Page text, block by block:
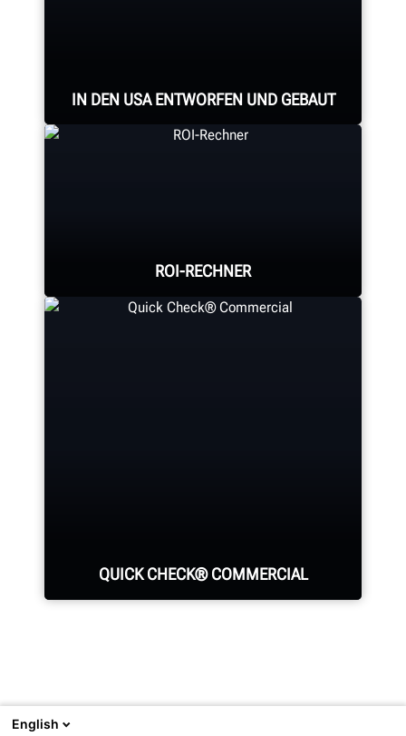
IN DEN USA ENTWORFEN UND GEBAUT
Reifenmontiermaschinen,
Auswuchtmaschinen,
ROI-RECHNER
QUICK CHECK® COMMERCIAL
für Reifenverschleiß und an allen
English